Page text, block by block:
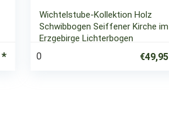
Wichtelstube-Kollektion Holz
Schwibbogen Seiffener Kirche im
Erzgebirge Lichterbogen
0 €49,95